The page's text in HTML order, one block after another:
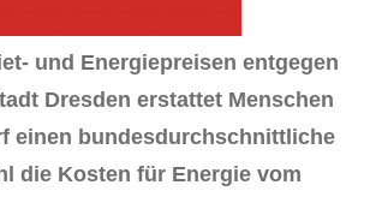
und Energiepreisen entgegen
Dresden erstattet Menschen
einen bundesdurchschnittliche
die Kosten für Energie vom